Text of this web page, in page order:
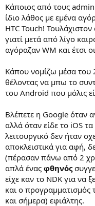
Κάποιος από τους
ίδιο λάθος με εμένα
HTC Touch!
γιατί μετά από λίγο
αγόραζαν WM και έτσι
Κάπου νομίζω μέσα του
θέλοντας να μπω το
του Android που μόλις
Βλέπετε η Google όταν
αλλά όταν είδε το iOS
λειτουργικό δεν ήταν
αποκλειστικά για αφή,
(πέρασαν πάνω από 2
απλά ένας φθηνός
είχε καν το NDK για να
και ο προγραμματισμός
και σήμερα) εφιάλτης.